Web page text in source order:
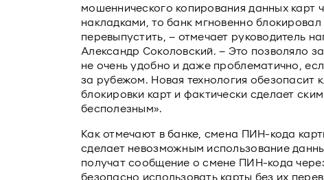
мошеннического копирования данных карт
накладками, то банк мгновенно
перевыпустить, – отмечает руководитель
Александр Соколовский. – Это позволяло
не очень удобно и даже проблематично,
за рубежом. Новая технология обезопасит
блокировки карт и фактически сделает
бесполезным».
Как отмечают в банке, смена ПИН-кода
сделает невозможным использование
получат сообщение о смене ПИН-кода
безопасно использовать карты без их